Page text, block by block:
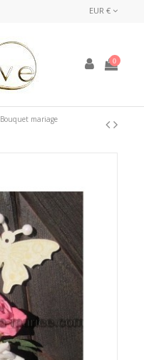
EUR €
0
Bouquet mariage